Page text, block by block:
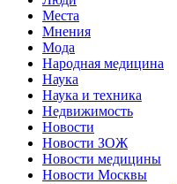
Места
Мнения
Мода
Народная медицина
Наука
Наука и техника
Недвижимость
Новости
Новости ЗОЖ
Новости медицины
Новости Москвы